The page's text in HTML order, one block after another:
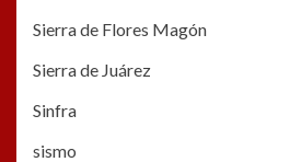
Sierra de Flores Magón
Sierra de Juárez
Sinfra
sismo